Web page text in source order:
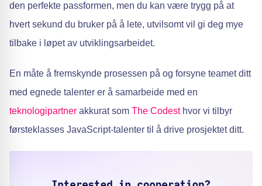
den perfekte passformen, men du kan være trygg på at
hvert sekund du bruker på å lete, utvilsomt vil gi deg mye
tilbake i løpet av utviklingsarbeidet.
En måte å fremskynde prosessen på og forsyne teamet ditt
med egnede talenter er å samarbeide med en
teknologipartner akkurat som The Codesthvor vi tilbyr
førsteklasses JavaScript-talenter til å drive prosjektet ditt.